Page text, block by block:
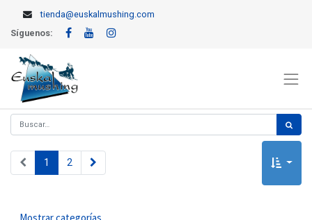
tienda@euskalmushing.com
Síguenos:
1 2